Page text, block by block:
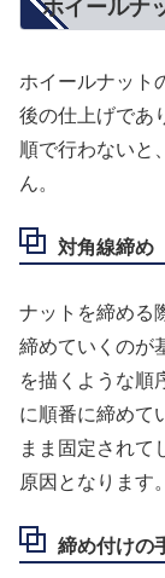
ホイールナ
ホイールナット
後の仕上げであ
順で行わないと
ん。
対角線締め
ナットを締める
締めていくのが
を描くような順
に順番に締めて
まま固定されて
原因となります。
締め付けの